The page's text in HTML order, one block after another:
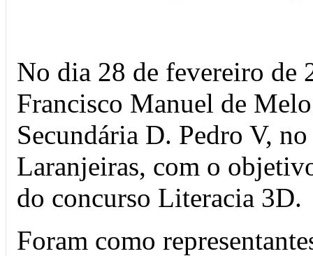
No dia 28 de fevereiro de
Francisco Manuel de
Secundária D. Pedro V,
Laranjeiras, com o
do concurso Literacia 3D.
Foram como